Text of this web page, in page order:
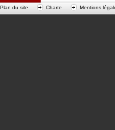
Plan du site Charte Mentions